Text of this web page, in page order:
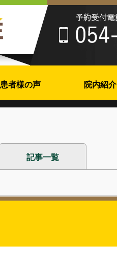
患者様の声 院内紹介
記事一覧